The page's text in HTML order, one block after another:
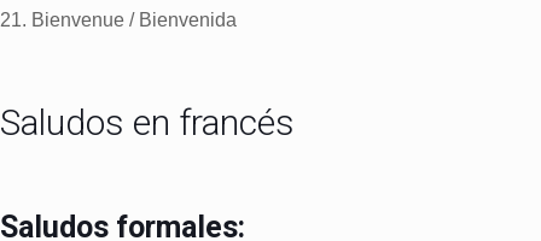
21. Bienvenue / Bienvenida
Saludos en francés
Saludos formales: